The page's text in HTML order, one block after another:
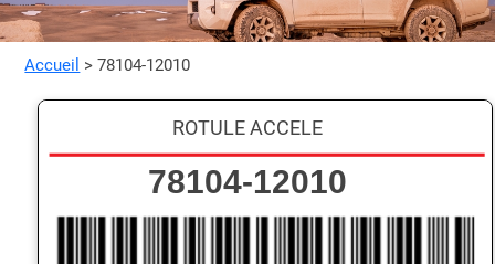
Accueil > 78104-12010
ROTULE ACCELE
78104-12010